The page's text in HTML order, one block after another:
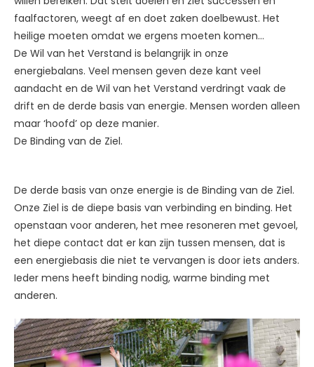
faalfactoren, weegt af en doet zaken doelbewust. Het
heilige moeten omdat we ergens moeten komen…
De Wil van het Verstand is belangrijk in onze
energiebalans. Veel mensen geven deze kant veel
aandacht en de Wil van het Verstand verdringt vaak de
drift en de derde basis van energie. Mensen worden alleen
maar ‘hoofd’ op deze manier.
De Binding van de Ziel.
De derde basis van onze energie is de Binding van de Ziel.
Onze Ziel is de diepe basis van verbinding en binding. Het
openstaan voor anderen, het mee resoneren met gevoel,
het diepe contact dat er kan zijn tussen mensen, dat is
een energiebasis die niet te vervangen is door iets anders.
Ieder mens heeft binding nodig, warme binding met
anderen.